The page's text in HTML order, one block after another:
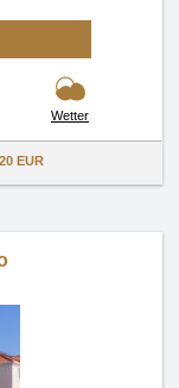
Wetter
20 EUR